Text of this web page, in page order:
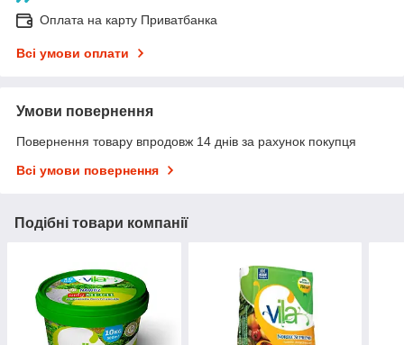
Оплата на карту Приватбанка
Всі умови оплати
Умови повернення
Повернення товару впродовж 14 днів за рахунок покупця
Всі умови повернення
Подібні товари компанії